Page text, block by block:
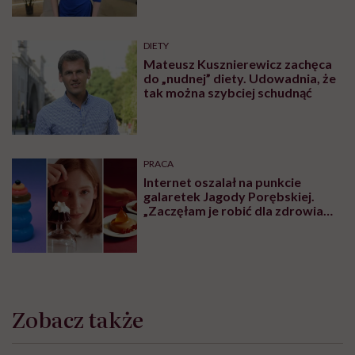
DIETY
Mateusz Kusznierewicz zachęca
do „nudnej” diety. Udowadnia, że
tak można szybciej schudnąć
PRACA
Internet oszalał na punkcie
galaretek Jagody Porębskiej.
„Zaczęłam je robić dla zdrowia
Zobacz także